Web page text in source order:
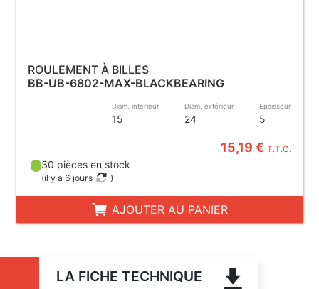
ROULEMENT À BILLES
BB-UB-6802-MAX-BLACKBEARING
Diam. intérieur
15
Diam. extérieur
24
Epaisseur
5
15,19 €T.T.C.
30 pièces en stock
(il y a 6 jours )
AJOUTER AU PANIER
LA FICHE TECHNIQUE